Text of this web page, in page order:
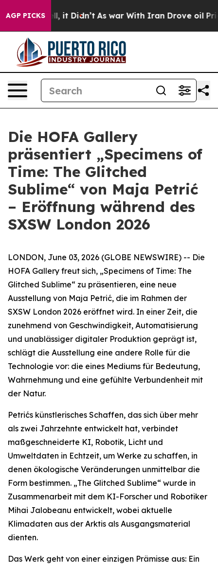
AGP PICKS
40%. Well, it Didn’t As war With Iran Drove oil
Die HOFA Gallery
präsentiert „Specimens of
Time: The Glitched
Sublime“ von Maja Petrić
– Eröffnung während des
SXSW London 2026
LONDON, June 03, 2026 (GLOBE NEWSWIRE) -- Die
HOFA Gallery freut sich, „Specimens of Time: The
Glitched Sublime“ zu präsentieren, eine neue
Ausstellung von Maja Petrić, die im Rahmen der
SXSW London 2026 eröffnet wird. In einer Zeit, die
zunehmend von Geschwindigkeit, Automatisierung
und unablässiger digitaler Produktion geprägt ist,
schlägt die Ausstellung eine andere Rolle für die
Technologie vor: die eines Mediums für Bedeutung,
Wahrnehmung und eine gefühlte Verbundenheit mit
der Natur.
Petrićs künstlerisches Schaffen, das sich über mehr
als zwei Jahrzehnte entwickelt hat, verbindet
maßgeschneiderte KI, Robotik, Licht und
Umweltdaten in Echtzeit, um Werke zu schaffen, in
denen ökologische Veränderungen unmittelbar die
Form bestimmen. „The Glitched Sublime“ wurde in
Zusammenarbeit mit dem KI-Forscher und Robotiker
Mihai Jalobeanu entwickelt, wobei aktuelle
Klimadaten aus der Arktis als Ausgangsmaterial
dienten.
Das Werk geht von einer einzigen Prämisse aus: Ein